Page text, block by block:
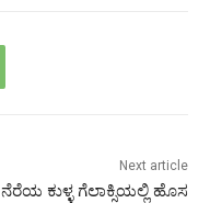
Next article
ನೆರೆಯ ಕುಳ್ಳ ಗೆಲಾಕ್ಸಿಯಲ್ಲಿ ಹೊಸ